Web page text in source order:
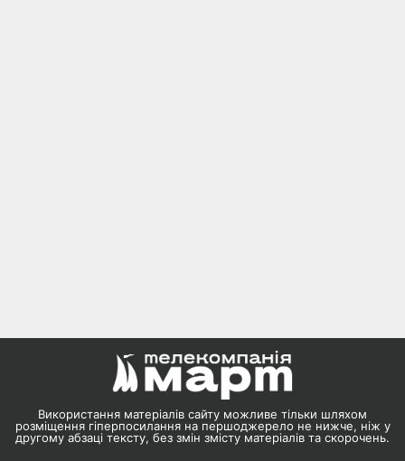
Використання матеріалів сайту можливе тільки шляхом
розміщення гіперпосилання на першоджерело не нижче, ніж у
другому абзаці тексту, без змін змісту матеріалів та скорочень.